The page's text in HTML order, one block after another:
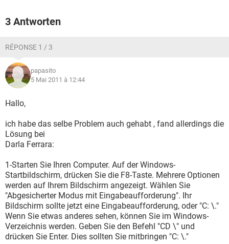
3 Antworten
RÉPONSE 1 / 3
papasito
5 Mai 2011 à 12:44
Hallo,
ich habe das selbe Problem auch gehabt , fand allerdings die
Lösung bei
Darla Ferrara:
1-Starten Sie Ihren Computer. Auf der Windows-
Startbildschirm, drücken Sie die F8-Taste. Mehrere Optionen
werden auf Ihrem Bildschirm angezeigt. Wählen Sie
"Abgesicherter Modus mit Eingabeaufforderung". Ihr
Bildschirm sollte jetzt eine Eingabeaufforderung, oder "C: \."
Wenn Sie etwas anderes sehen, können Sie im Windows-
Verzeichnis werden. Geben Sie den Befehl "CD \" und
drücken Sie Enter. Dies sollten Sie mitbringen "C: \."